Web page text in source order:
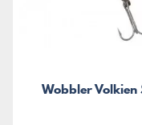
Wobbler Volkien